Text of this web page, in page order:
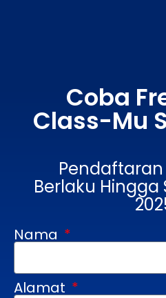
Coba
Class-Mu
Pendaftaran
Berlaku Hingga
Nama
Alamat